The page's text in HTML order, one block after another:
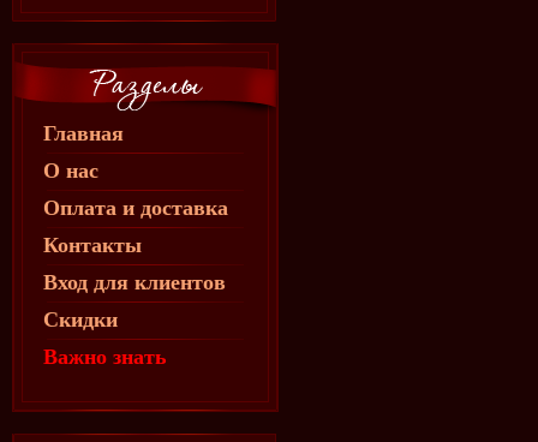
Главная
О нас
Оплата и доставка
Контакты
Вход для клиентов
Скидки
Важно знать